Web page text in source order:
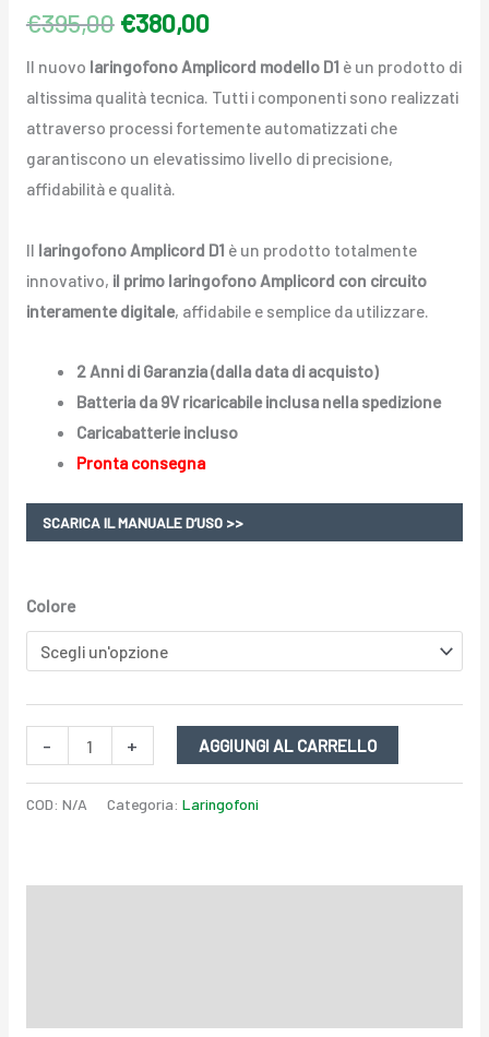
5.00su 5 su
base di
€395,00 €380,00
Il nuovo laringofono Amplicord modello D1 è un prodotto di
altissima qualità tecnica. Tutti i componenti sono realizzati
attraverso processi fortemente automatizzati che
garantiscono un elevatissimo livello di precisione,
affidabilità e qualità.
Il laringofono Amplicord D1 è un prodotto totalmente
innovativo, il primo laringofono Amplicord con circuito
interamente digitale, affidabile e semplice da utilizzare.
2 Anni di Garanzia (dalla data di acquisto)
Batteria da 9V ricaricabile inclusa nella spedizione
Caricabatterie incluso
Pronta consegna
SCARICA IL MANUALE D’USO >>
Colore
- + AGGIUNGI AL CARRELLO
COD: N/A Categoria: Laringofoni